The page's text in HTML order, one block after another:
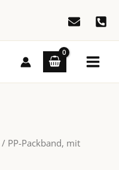
/ PP-Packband, mit